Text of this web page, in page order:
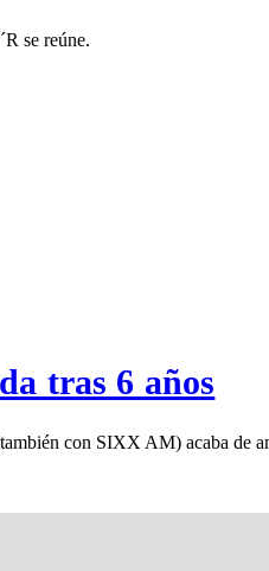
se reúne.
tras 6 años
con SIXX AM) acaba de